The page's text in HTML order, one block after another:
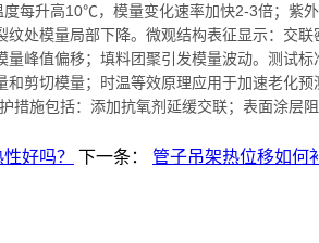
升高10℃，模量变化速率加快2-3倍；紫外
纹处模量局部下降。微观结构表征显示：交联
量峰值偏移；填料团聚引发模量波动。测试标
和剪切模量；时温等效原理应用于加速老化
措施包括：添加抗氧剂延缓交联；表面涂层
好吗？‌ 下一条： 管子吊架热位移如何